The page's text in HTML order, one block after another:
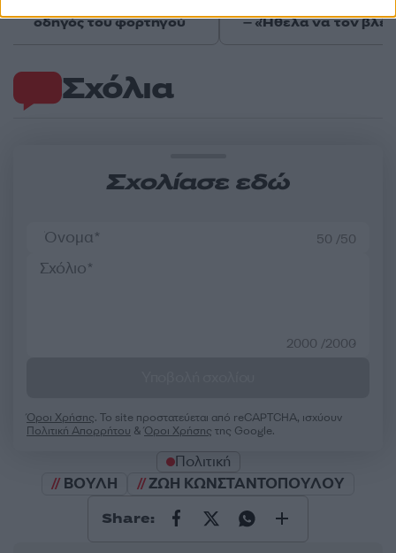
Σχόλια
Σχολίασε εδώ
50 /50
2000 /2000
Όροι Χρήσης. Το site προστατεύεται από reCAPTCHA, ισχύουν
Πολιτική Απορρήτου &Όροι Χρήσης της Google.
Πολιτική
ΒΟΥΛΗ
ΖΩΗ ΚΩΝΣΤΑΝΤΟΠΟΥΛΟΥ
Share:
οδηγός του φορτηγού
– «Ήθελα να τον